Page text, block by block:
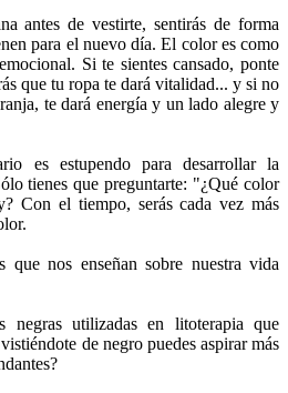
antes de vestirte, sentirás de forma
para el nuevo día. El color es como
Si te sientes cansado, ponte
que tu ropa te dará vitalidad... y si no
te dará energía y un lado alegre y
es estupendo para desarrollar la
tienes que preguntarte: "¿Qué color
Con el tiempo, serás cada vez más
nos enseñan sobre nuestra vida
negras utilizadas en litoterapia que
de negro puedes aspirar más